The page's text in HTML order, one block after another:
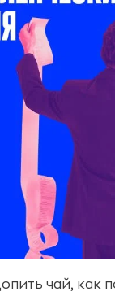
чай, как